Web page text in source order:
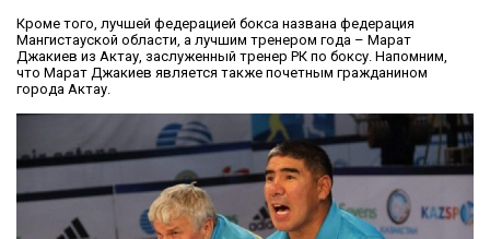
Кроме того, лучшей федерацией бокса названа федерация
Мангистауской области, а лучшим тренером года – Марат
Джакиев из Актау, заслуженный тренер РК по боксу. Напомним,
что Марат Джакиев является также почетным гражданином
города Актау.